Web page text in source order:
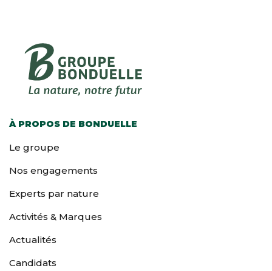
À PROPOS DE BONDUELLE
Le groupe
Nos engagements
Experts par nature
Activités & Marques
Actualités
Candidats